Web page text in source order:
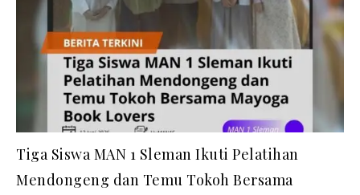
Tiga Siswa MAN 1 Sleman Ikuti Pelatihan
Mendongeng dan Temu Tokoh Bersama